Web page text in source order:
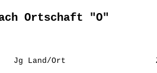
Ortschaft "O"